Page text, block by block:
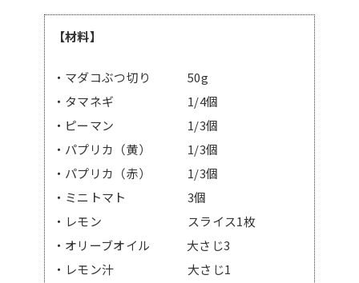
【材料】
・マダコぶつ切り 50g
・タマネギ 1/4個
・ピーマン 1/3個
・パプリカ（黄） 1/3個
・パプリカ（赤） 1/3個
・ミニトマト 3個
・レモン スライス1枚
・オリーブオイル 大さじ3
・レモン汁 大さじ1